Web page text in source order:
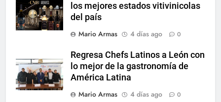
los mejores estados vitivinicolas
del país
Mario Armas
4 días ago 0
Regresa Chefs Latinos a León con
lo mejor de la gastronomía de
América Latina
Mario Armas
4 días ago 0